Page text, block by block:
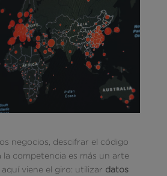
negocios, descifrar el código
la competencia es más un arte
viene el giro: utilizar datos